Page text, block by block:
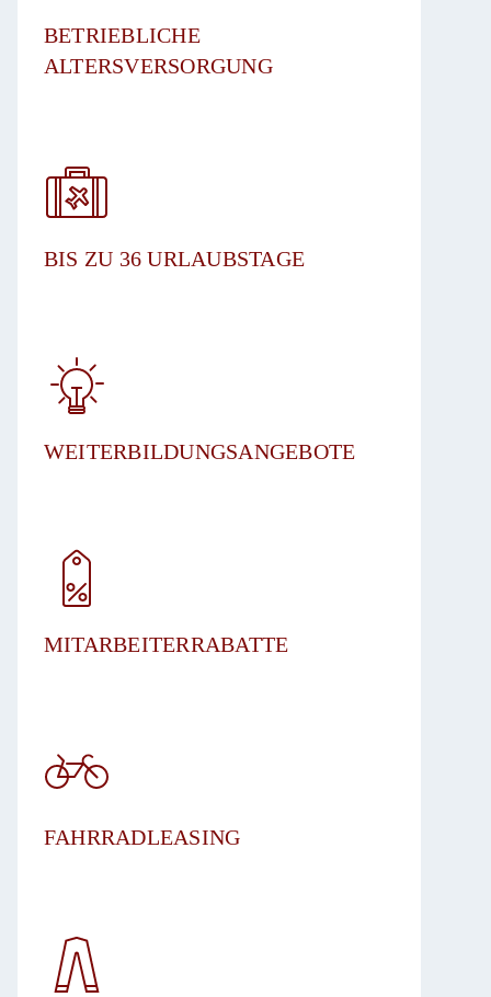
BETRIEBLICHE
ALTERSVERSORGUNG​
BIS ZU 36 URLAUBSTAGE​
WEITERBILDUNGSANGEBOTE
MITARBEITERRABATTE
FAHRRADLEASING